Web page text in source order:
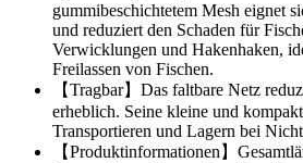
gummibeschichtetem Mesh eignet
und reduziert den Schaden für
Verwicklungen und Hakenhaken,
Freilassen von Fischen.
【Tragbar】Das faltbare Netz
erheblich. Seine kleine und
Transportieren und Lagern bei
【Produktinformationen】